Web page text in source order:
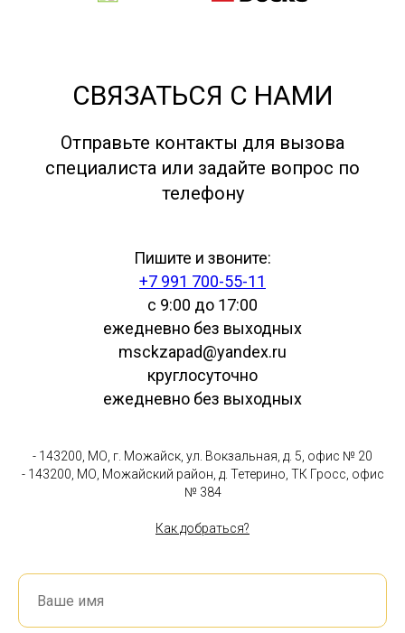
СВЯЗАТЬСЯ С НАМИ
Отправьте контакты для вызова
специалиста или задайте вопрос по
телефону
Пишите и звоните:
+7 991 700-55-11
с 9:00 до 17:00
ежедневно без выходных
msckzapad@yandex.ru
круглосуточно
ежедневно без выходных
- 143200, МО, г. Можайск, ул. Вокзальная, д. 5, офис № 20
- 143200, МО, Можайский район, д. Тетерино, ТК Гросс, офис
№ 384
Как добраться?